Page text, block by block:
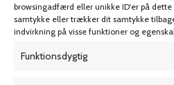
browsingadfærd eller unikke ID'er på
samtykke eller trækker dit samtykke
indvirkning på visse funktioner og
Funktionsdygtig
MIN KONTO
Kontoinformationer